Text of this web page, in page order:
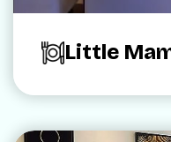
Little